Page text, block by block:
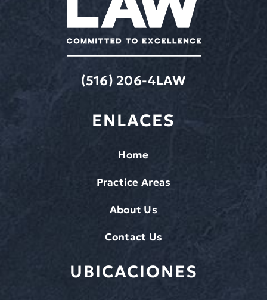
(516) 206-4LAW
ENLACES
Home
Practice Areas
About Us
Contact Us
UBICACIONES